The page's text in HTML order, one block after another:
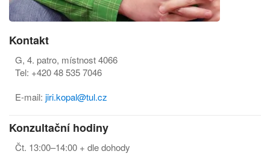
Kontakt
G, 4. patro, místnost 4066
Tel: +420 48 535 7046
E-mail: jiri.kopal@tul.cz
Konzultační hodiny
Čt. 13:00–14:00 + dle dohody